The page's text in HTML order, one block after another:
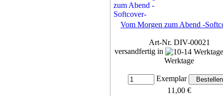
Vom Morgen zum Abend -
Art-Nr. DIV-00021
versandfertig in
Werktage
Exemplar
11,00 €